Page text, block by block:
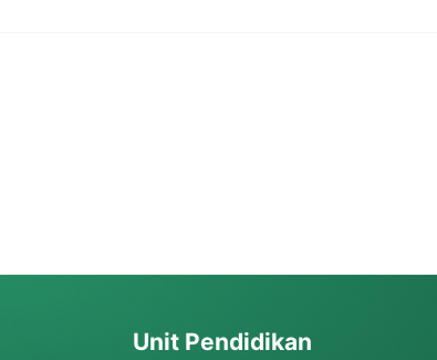
Unit Pendidikan